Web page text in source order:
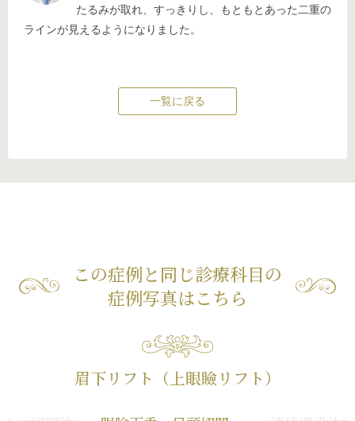
たるみが取れ、すっきりし、もともとあった二重の
ラインが見えるようになりました。
一覧に戻る
この症例と同じ診療科目の
症例写真はこちら
眉下リフト（上眼瞼リフト）